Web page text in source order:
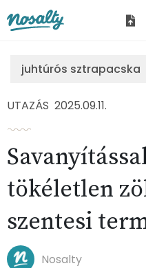
juhtúrós sztrapacska
UTAZÁS 2025.09.11.
tökéletlen
szentesi
Nosalty